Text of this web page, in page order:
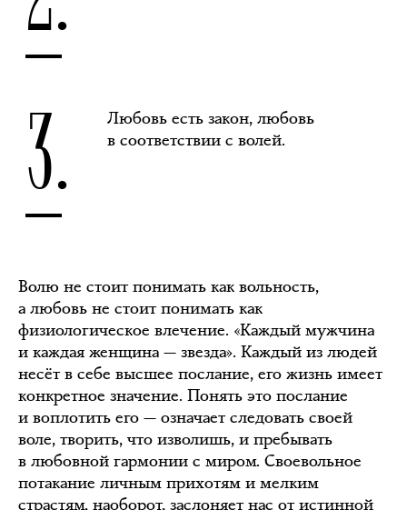
3.
Любовь есть закон, любовь
в соответствии с волей.
Волю не стоит понимать как вольность,
а любовь не стоит понимать как
физиологическое влечение. «Каждый мужчина
и каждая женщина — звезда». Каждый из людей
несёт в себе высшее послание, его жизнь имеет
конкретное значение. Понять это послание
и воплотить его — означает следовать своей
воле, творить, что изволишь, и пребывать
в любовной гармонии с миром. Своевольное
потакание личным прихотям и мелким
страстям, наоборот, заслоняет нас от истинной